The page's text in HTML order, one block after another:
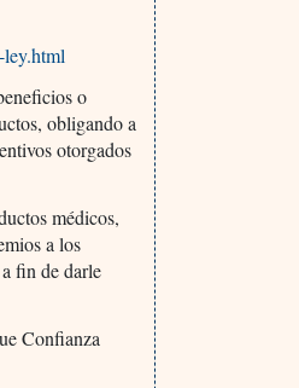
o
obligando a
otorgados
médicos,
a los
fin de darle
Confianza